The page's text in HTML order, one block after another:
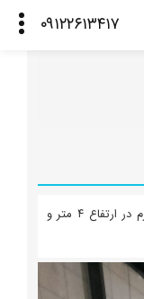
ساخت و نصب بالابر هیدرولیکی ۵۰۰ کیلوگرم در ارتفاع ۴ متر و